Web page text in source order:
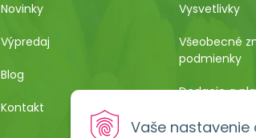
Vaše nastavenie
Novinky
Výpredaj
Blog
Kontakt
Vysvetlivky
Všeobecné
podmienky
Dodacie a